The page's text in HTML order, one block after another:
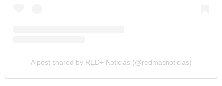
A post shared by RED+ Noticias (@redmasnoticias)